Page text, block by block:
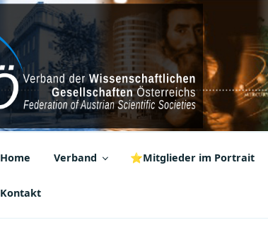
VWGÖ
Federation of Austrian Scientific Societies
Home Verband ⭐Mitglieder im Portrait
Kontakt